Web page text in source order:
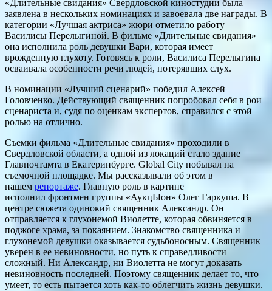
«Длительные свидания» Свердловской киностудии была
заявлена в нескольких номинациях и завоевала две награды. В
категории «Лучшая актриса» жюри отметило работу
Василисы Перелыгиной. В фильме «Длительные свидания»
она исполнила роль девушки Вари, которая имеет
врожденную глухоту. Готовясь к роли, Василиса Перелыгина
осваивала особенности речи людей, потерявших слух.
В номинации «Лучший сценарий» победил Алексей
Головченко. Действующий священник попробовал себя в рои
сценариста и, судя по оценкам экспертов, справился с этой
ролью на отлично.
Съемки фильма «Длительные свидания» проходили в
Свердловской области, а одной из локаций стало здание
Главпочтамта в Екатеринбурге. Global City побывал на
съемочной площадке. Мы рассказывали об этом в
нашем репортаже. Главную роль в картине
исполнил фронтмен группы «АукцЫон» Олег Гаркуша. В
центре сюжета одинокий священник Александр. Он
отправляется к глухонемой Виолетте, которая обвиняется в
поджоге храма, за покаянием. Знакомство священника и
глухонемой девушки оказывается судьбоносным. Священник
уверен в ее невиновности, но путь к справедливости
сложный. Ни Александр, ни Виолетта не могут доказать
невиновность последней. Поэтому священник делает то, что
умеет, то есть пытается хоть как-то облегчить жизнь девушки.